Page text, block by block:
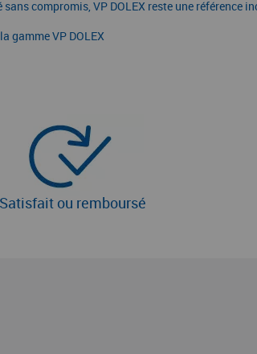
compromis, VP DOLEX reste une référence
gamme VP DOLEX
Satisfait ou remboursé